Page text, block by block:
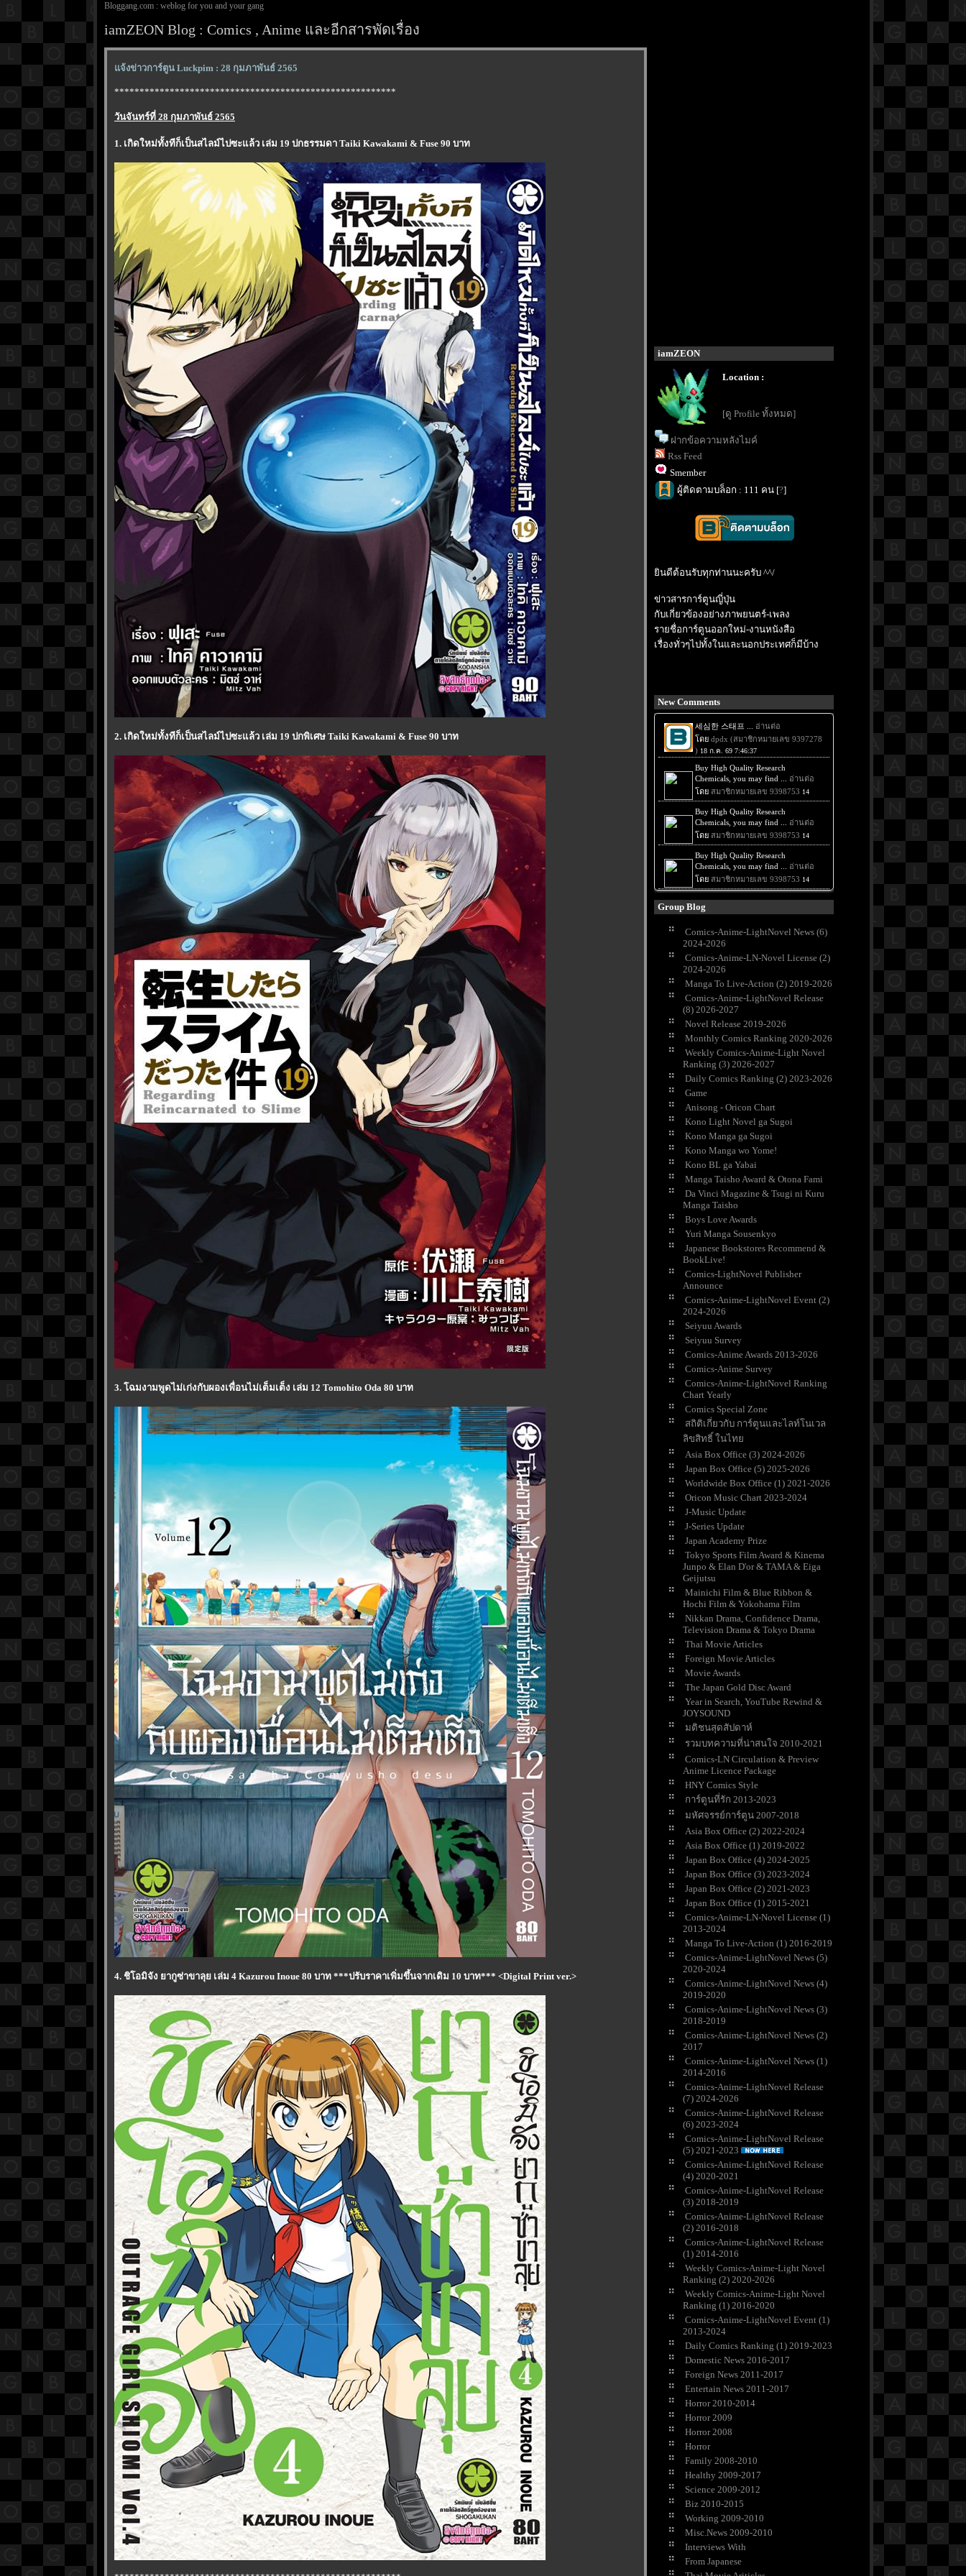
Bloggang.com : weblog for you and your gang
iamZEON Blog : Comics , Anime และอีกสารพัดเรื่อง
จ้งข่าวการ์ตูน Luckpim : 28 กุมภาพันธ์ 2565
********************************************************
วันจันทร์ที่ 28 กุมภาพันธ์ 2565
1. เกิดใหม่ทั้งทีก็เป็นสไลม์ไปซะแล้ว เล่ม 19 ปกธรรมดา Taiki Kawakami & Fuse 90 บาท
2. เกิดใหม่ทั้งทีก็เป็นสไลม์ไปซะแล้ว เล่ม 19 ปกพิเศษ Taiki Kawakami & Fuse 90 บาท
3. โฉมงามพูดไม่เก่งกับผองเพื่อนไม่เต็มเต็ง เล่ม 12 Tomohito Oda 80 บาท
4. ชิโอมิจัง ยากูซ่าขาลุย เล่ม 4 Kazurou Inoue 80 บาท ***ปรับราคาเพิ่มขึ้นจากเดิม 10 บาท*** <Digital Print ver.>
iamZEON
Location :
[ดู Profile ทั้งหมด]
ฝากข้อความหลังไมค์
Rss Feed
Smember
ผู้ติดตามบล็อก : 111 คน [?]
ินดีต้อนรับทุกท่านนะครับ ^^/
ข่าวสารการ์ตูนญี่ปุ่น
กับเกี่ยวข้องอย่างภาพยนตร์-เพลง
รายชื่อการ์ตูนออกใหม่-งานหนังสือ
เรื่องทั่วๆไปทั้งในและนอกประเทศก็มีบ้าง
New Comments
Group Blog
Comics-Anime-LightNovel News (6)
2024-2026
Comics-Anime-LN-Novel License (2)
2024-2026
Manga To Live-Action (2) 2019-2026
Comics-Anime-LightNovel Release
(8) 2026-2027
Novel Release 2019-2026
Monthly Comics Ranking 2020-2026
Weekly Comics-Anime-Light Novel
Ranking (3) 2026-2027
Daily Comics Ranking (2) 2023-2026
Game
Anisong - Oricon Chart
Kono Light Novel ga Sugoi
Kono Manga ga Sugoi
Kono Manga wo Yome!
Kono BL ga Yabai
Manga Taisho Award & Otona Fami
Da Vinci Magazine & Tsugi ni Kuru
Manga Taisho
Boys Love Awards
Yuri Manga Sousenkyo
Japanese Bookstores Recommend &
BookLive!
Comics-LightNovel Publisher
Announce
Comics-Anime-LightNovel Event (2)
2024-2026
Seiyuu Awards
Seiyuu Survey
Comics-Anime Awards 2013-2026
Comics-Anime Survey
Comics-Anime-LightNovel Ranking
Chart Yearly
Comics Special Zone
สถิติเกี่ยวกับ การ์ตูนและไลท์โนเวล
ลิขสิทธิ์ ในไท
Asia Box Office (3) 2024-2026
Japan Box Office (5) 2025-2026
Worldwide Box Office (1) 2021-2026
Oricon Music Chart 2023-2024
J-Music Update
J-Series Update
Japan Academy Prize
Tokyo Sports Film Award & Kinema
Junpo & Elan D'or & TAMA & Eiga
Geijutsu
Mainichi Film & Blue Ribbon &
Hochi Film & Yokohama Film
Nikkan Drama, Confidence Drama,
Television Drama & Tokyo Drama
Thai Movie Articles
Foreign Movie Articles
Movie Awards
The Japan Gold Disc Award
Year in Search, YouTube Rewind &
JOYSOUND
มติชนสุดสัปดาห์
รวมบทความที่น่าสนใจ 2010-2021
Comics-LN Circulation & Preview
Anime Licence Package
HNY Comics Style
การ์ตูนที่รัก 2013-2023
มหัศจรรย์การ์ตูน 2007-2018
Asia Box Office (2) 2022-2024
Asia Box Office (1) 2019-2022
Japan Box Office (4) 2024-2025
Japan Box Office (3) 2023-2024
Japan Box Office (2) 2021-2023
Japan Box Office (1) 2015-2021
Comics-Anime-LN-Novel License (1)
2013-2024
Manga To Live-Action (1) 2016-2019
Comics-Anime-LightNovel News (5)
2020-2024
Comics-Anime-LightNovel News (4)
2019-2020
Comics-Anime-LightNovel News (3)
2018-2019
Comics-Anime-LightNovel News (2)
2017
Comics-Anime-LightNovel News (1)
2014-2016
Comics-Anime-LightNovel Release
(7) 2024-2026
Comics-Anime-LightNovel Release
(6) 2023-2024
Comics-Anime-LightNovel Release
(5) 2021-2023
Comics-Anime-LightNovel Release
(4) 2020-2021
Comics-Anime-LightNovel Release
(3) 2018-2019
Comics-Anime-LightNovel Release
(2) 2016-2018
Comics-Anime-LightNovel Release
(1) 2014-2016
Weekly Comics-Anime-Light Novel
Ranking (2) 2020-2026
Weekly Comics-Anime-Light Novel
Ranking (1) 2016-2020
Comics-Anime-LightNovel Event (1)
2013-2024
Daily Comics Ranking (1) 2019-2023
Domestic News 2016-2017
Foreign News 2011-2017
Entertain News 2011-2017
Horror 2010-2014
Horror 2009
Horror 2008
Horror
Family 2008-2010
Healthy 2009-2017
Science 2009-2012
Biz 2010-2015
Working 2009-2010
Misc.News 2009-2010
Interviews With
From Japanese